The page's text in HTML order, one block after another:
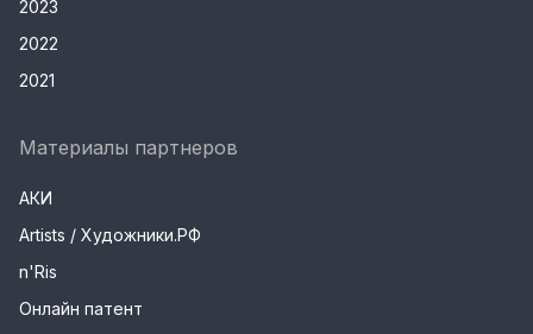
2023
2022
2021
Материалы партнеров
АКИ
Artists / Художники.РФ
n'Ris
Онлайн патент